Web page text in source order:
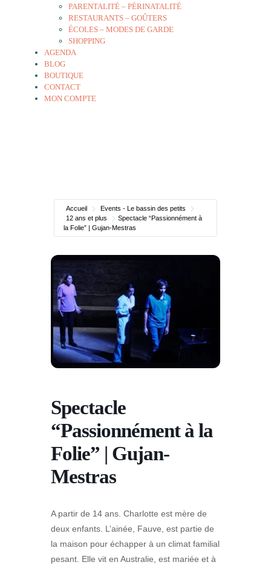
PARENTALITÉ – PÉRINATALITÉ
RESTAURANTS – GOÛTERS
ÉCOLES – MODES DE GARDE
SHOPPING
AGENDA
BLOG
BOUTIQUE
CONTACT
MON COMPTE
Accueil
Events - Le bassin des petits
12 ans et plus
Spectacle “Passionnément à
la Folie” | Gujan-Mestras
Spectacle
“Passionnément à la
Folie” | Gujan-
Mestras
A partir de 14 ans. Charlotte est mère de
deux enfants. L’ainée, Fauve, est partie de
la maison pour échapper à un climat familial
pesant. Elle vit en Australie, est mariée et à